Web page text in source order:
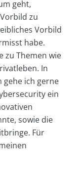
geht,
zu
Vorbild
habe.
zu Themen wie
In
gehe ich gerne
ein
sowie die
Für